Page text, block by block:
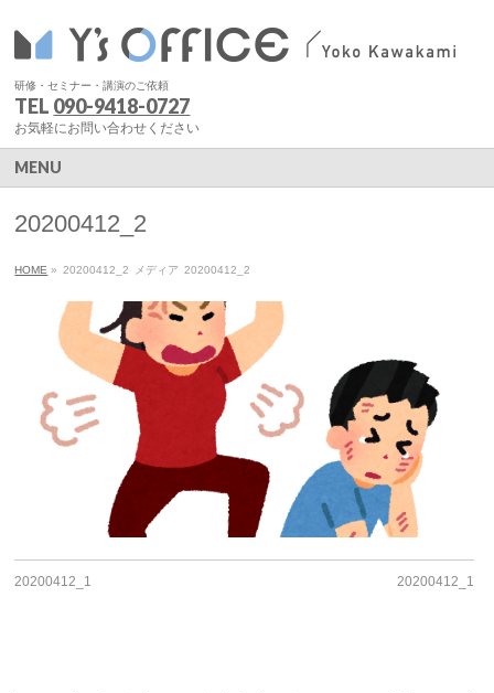
研修・セミナー・講演のご依頼
TEL 090-9418-0727
お気軽にお問い合わせください
MENU
20200412_2
HOME » 20200412_2 メディア 20200412_2
20200412_1 20200412_1